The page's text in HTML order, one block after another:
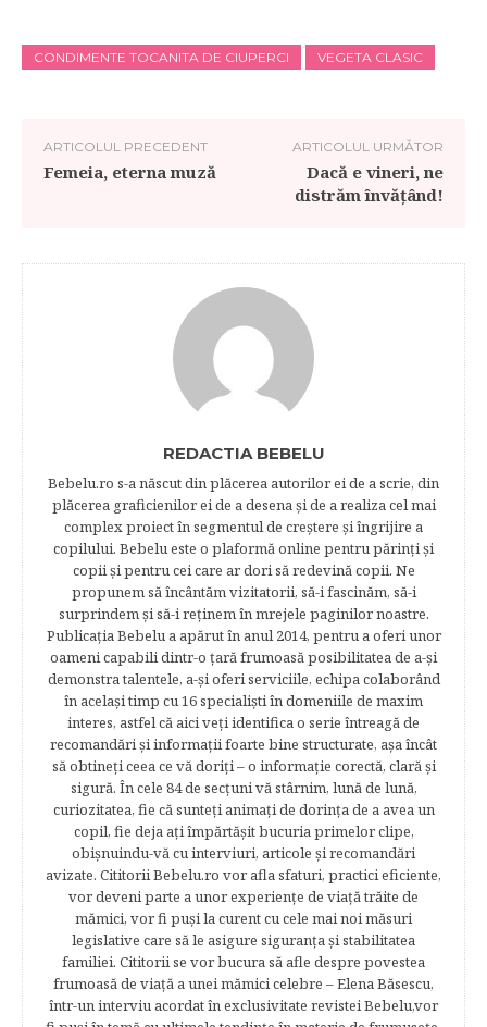
CONDIMENTE TOCANITA DE CIUPERCI VEGETA CLASIC
ARTICOLUL PRECEDENT
Femeia, eterna muză
ARTICOLUL URMĂTOR
Dacă e vineri, ne
distrăm învățând!
REDACTIA BEBELU
Bebelu.ro s-a născut din plăcerea autorilor ei de a scrie, din
plăcerea graficienilor ei de a desena şi de a realiza cel mai
complex proiect în segmentul de creştere şi îngrijire a
copilului. Bebelu este o plaformă online pentru părinţi şi
copii şi pentru cei care ar dori să redevină copii. Ne
propunem să încântăm vizitatorii, să-i fascinăm, să-i
surprindem şi să-i reţinem în mrejele paginilor noastre.​
Publicația Bebelu a apărut în anul 2014, pentru a oferi unor
oameni capabili dintr-o ţară frumoasă posibilitatea de a-şi
demonstra talentele, a-şi oferi serviciile, echipa colaborând
în acelaşi timp cu 16 specialişti în domeniile de maxim
interes, astfel că aici veţi identifica o serie întreagă de
recomandări şi informaţii foarte bine structurate, aşa încât
să obtineţi ceea ce vă doriţi – o informaţie corectă, clară şi
sigură. În cele 84 de secțuni vă stârnim, lună de lună,
curiozitatea, fie că sunteţi animaţi de dorinţa de a avea un
copil, fie deja aţi împărtăşit bucuria primelor clipe,
obişnuindu-vă cu interviuri, articole şi recomandări
avizate. Cititorii Bebelu.ro vor afla sfaturi, practici eficiente,
vor deveni parte a unor experienţe de viaţă trăite de
mămici, vor fi puşi la curent cu cele mai noi măsuri
legislative care să le asigure siguranţa şi stabilitatea
familiei. Cititorii se vor bucura să afle despre povestea
frumoasă de viață a unei mămici celebre – Elena Băsescu,
într-un interviu acordat în exclusivitate revistei Bebelu,vor